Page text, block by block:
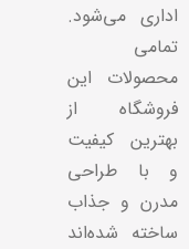
اداری می‌شود.
تمامی
محصولات این
فروشگاه از
بهترین کیفیت
و با طراحی
مدرن و جذاب
ساخته شده‌اند